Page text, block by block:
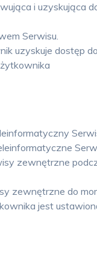
i uzyskująca
Serwisu.
uzyskuje dostęp
zewnętrzne
zewnętrzne do
jest